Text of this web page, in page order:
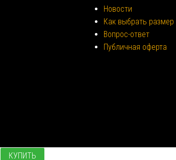
Новости
Как выбрать размер
Вопрос-ответ
Публичная оферта
КУПИТЬ